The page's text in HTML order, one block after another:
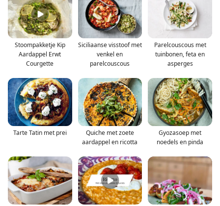
Stoompakketje Kip
Aardappel Erwt
Courgette
Siciliaanse visstoof met
venkel en
parelcouscous
Parelcouscous met
tuinbonen, feta en
asperges
Tarte Tatin met prei
Quiche met zoete
aardappel en ricotta
Gyozasoep met
noedels en pinda